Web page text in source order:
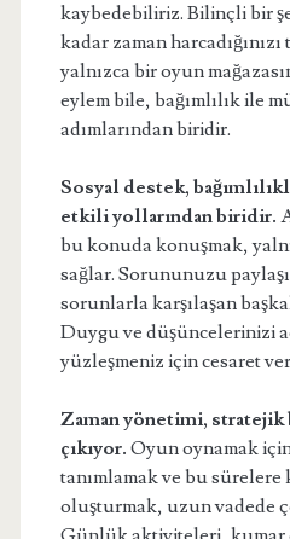
kaybedebiliriz. Bilinçli bir
kadar zaman
yalnızca bir oyun
eylem bile, bağımlılık ile
adımlarından biridir.
Sosyal destek,
etkili yollarından biridir.
bu konuda konuşmak,
sağlar. Sorununuzu
sorunlarla karşılaşan
Duygu ve düşüncelerinizi
yüzleşmeniz için cesaret
Zaman yönetimi, stratejik
çıkıyor. Oyun oynamak
tanımlamak ve bu
oluşturmak, uzun vadede